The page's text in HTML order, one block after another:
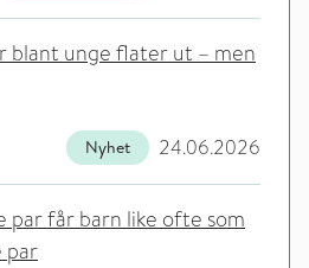
blant unge flater ut – men
24.06.2026
Nyhet
par får barn like ofte som
par